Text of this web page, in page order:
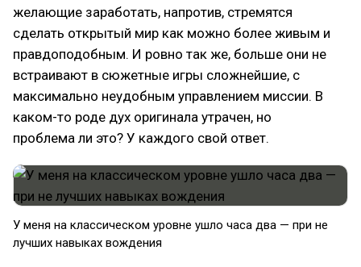
желающие заработать, напротив, стремятся
сделать открытый мир как можно более живым и
правдоподобным. И ровно так же, больше они не
встраивают в сюжетные игры сложнейшие, с
максимально неудобным управлением миссии. В
каком-то роде дух оригинала утрачен, но
проблема ли это? У каждого свой ответ.
У меня на классическом уровне ушло часа два — при не
лучших навыках вождения